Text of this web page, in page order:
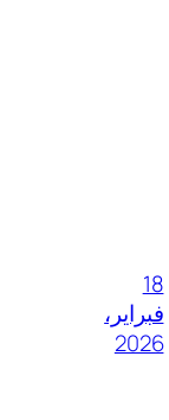
18
فبراير،
2026